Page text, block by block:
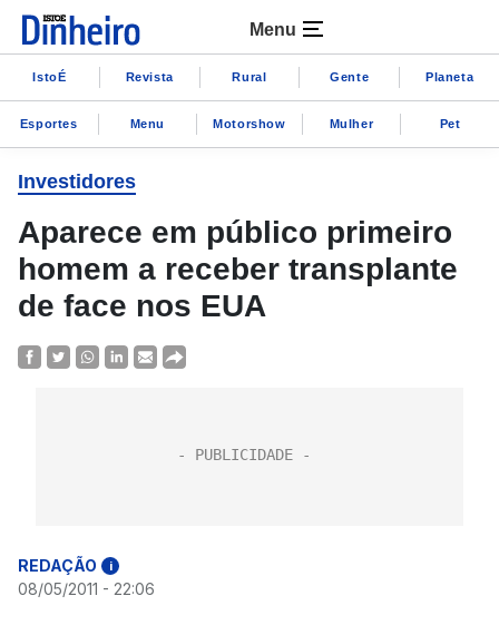
Menu
IstoÉ Revista Rural Gente Planeta
Esportes Menu Motorshow Mulher Pet
Investidores
Aparece em público primeiro
homem a receber transplante
de face nos EUA
REDAÇÃO i
08/05/2011 - 22:06